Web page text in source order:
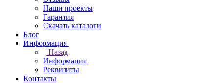
Наши проекты
Гарантия
Скачать каталоги
Блог
Информация
Назад
Информация
Реквизиты
Контакты